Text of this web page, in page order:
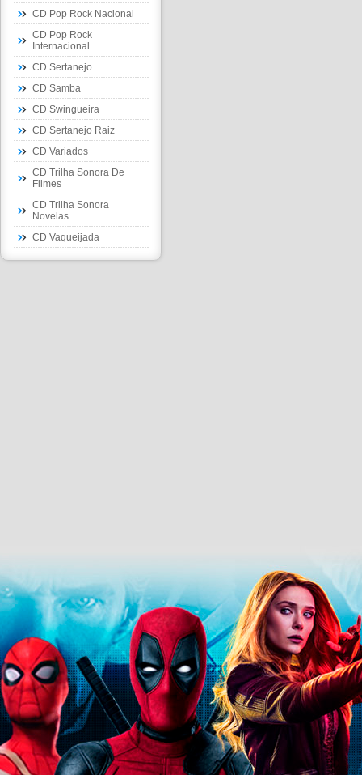
CD Pop Rock Nacional
CD Pop Rock
Internacional
CD Sertanejo
CD Samba
CD Swingueira
CD Sertanejo Raiz
CD Variados
CD Trilha Sonora De
Filmes
CD Trilha Sonora
Novelas
CD Vaqueijada